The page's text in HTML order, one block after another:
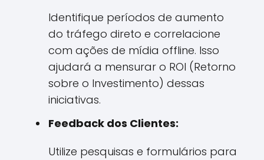
Identifique períodos de aumento
do tráfego direto e correlacione
com ações de mídia offline. Isso
ajudará a mensurar o ROI (Retorno
sobre o Investimento) dessas
iniciativas.
Feedback dos Clientes:
Utilize pesquisas e formulários para